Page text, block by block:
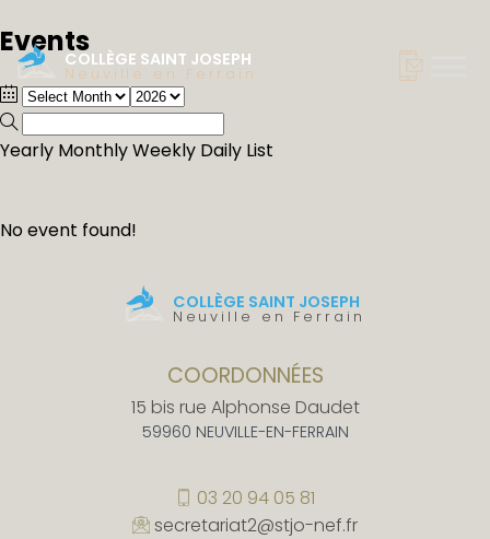
COLLÈGE SAINT JOSEPH
Neuville en Ferrain
Events
Yearly MonthlyWeekly Daily List
No event found!
COLLÈGE SAINT JOSEPH
Neuville en Ferrain
COORDONNÉES
15 bis rue Alphonse Daudet
59960 NEUVILLE-EN-FERRAIN
03 20 94 05 81
secretariat2@stjo-nef.fr